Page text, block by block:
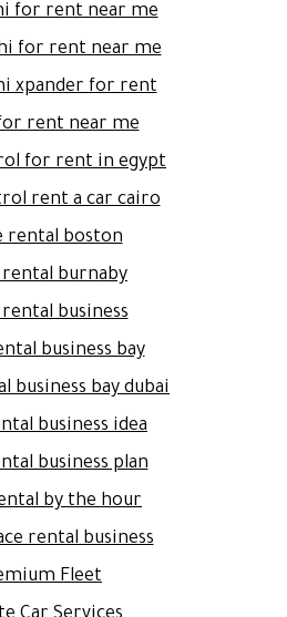
for rent near me
for rent near me\
xpander for rent
rent near me
for rent in egypt
rent a car cairo
rental boston
burnaby
business
business bay
business bay dubai
business idea
business plan
by the hour
rental business
Fleet